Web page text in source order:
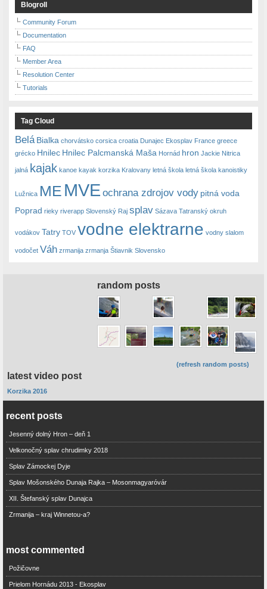
Blogroll
Community Forum
Documentation
FAQ
Member Area
Resolution Center
Tutorials
Tag Cloud
Belá Bialka chorvátsko corsica croatia Dunajec Ekosplav France greece
grécko Hnilec Hnilec Palcmanská Maša Hornád hron Jackie Nitrica
jalná kajak kanoe kayak korzika Kralovany letná škola letná škola kanoistiky
Lužnica ME MVE ochrana zdrojov vody pitná voda
Poprad rieky riverapp Slovenský Raj splav Sázava Tatranský okruh
vodákov Tatry TOV vodne elektrarne vodny slalom
vodočet Váh zrmanija zrmanja Štiavnik Slovensko
random posts
(refresh random posts)
latest video post
Korzika 2016
recent posts
Jesenný dolný Hron – deň 1
Velkonočný splav chrudimky 2018
Splav Zámockej Dyje
Splav Mošonského Dunaja Rajka – Mosonmagyaróvár
XII. Štefanský splav Dunajca
Zrmanija – kraj Winnetou-a?
most commented
Požičovne
Prielom Hornádu 2013 - Ekosplav